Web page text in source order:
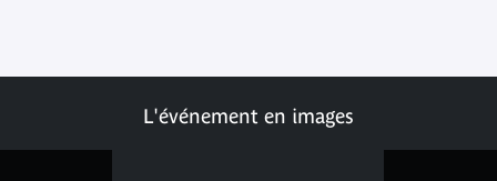
L'événement en images